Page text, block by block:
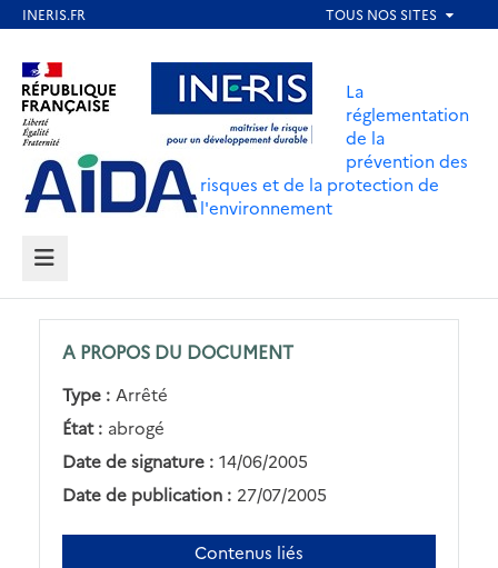
contenu
principal
Aller au contenu Aller au menu
Aller au pied de page
La
réglementation
de la
prévention des
risques et de la protection de
l'environnement
MENU
A PROPOS DU DOCUMENT
Type : Arrêté
État : abrogé
Date de signature : 14/06/2005
Date de publication : 27/07/2005
Contenus liés